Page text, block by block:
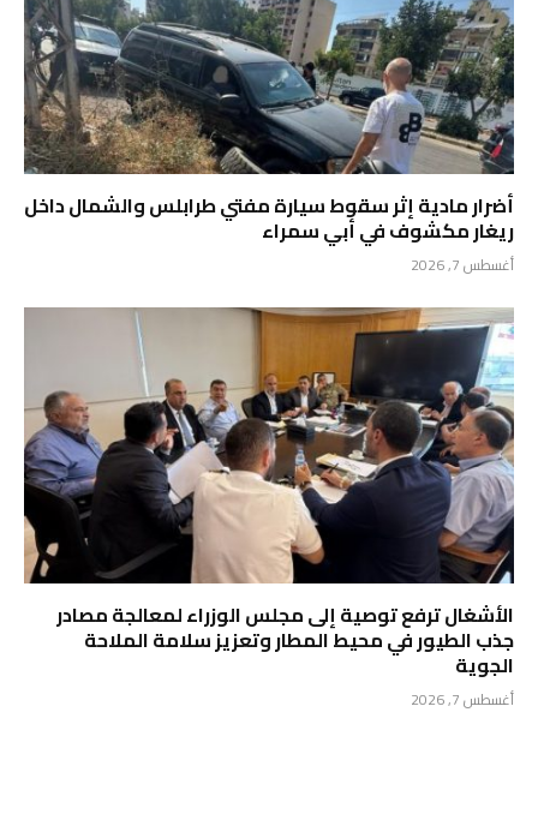
أضرار مادية إثر سقوط سيارة مفتي طرابلس والشمال داخل
ريغار مكشوف في أبي سمراء
أغسطس 7, 2026
الأشغال ترفع توصية إلى مجلس الوزراء لمعالجة مصادر
جذب الطيور في محيط المطار وتعزيز سلامة الملاحة
الجوية
أغسطس 7, 2026